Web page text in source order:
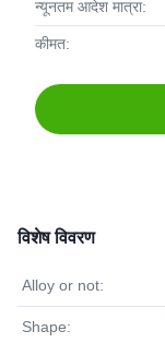
न्यूनतम आदेश मात्रा:
कीमत:
विशेष विवरण
Alloy or not:
Shape: